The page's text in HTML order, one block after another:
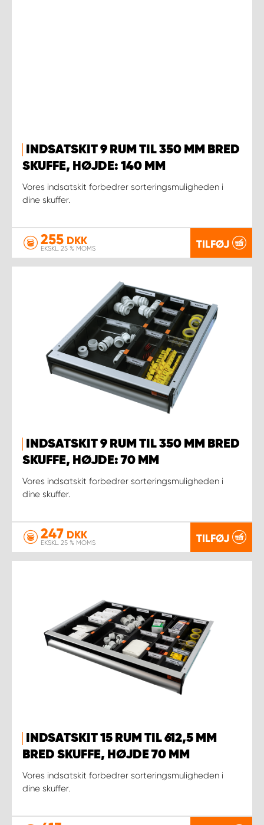
INDSATSKIT 9 RUM TIL 350 MM BRED
SKUFFE, HØJDE: 140 MM
Vores indsatskit forbedrer sorteringsmuligheden i
dine skuffer.
255 DKK
EKSKL. 25 % MOMS TILFØJ
INDSATSKIT 9 RUM TIL 350 MM BRED
SKUFFE, HØJDE: 70 MM
Vores indsatskit forbedrer sorteringsmuligheden i
dine skuffer.
247 DKK
EKSKL. 25 % MOMS TILFØJ
INDSATSKIT 15 RUM TIL 612,5 MM
BRED SKUFFE, HØJDE 70 MM
Vores indsatskit forbedrer sorteringsmuligheden i
dine skuffer.